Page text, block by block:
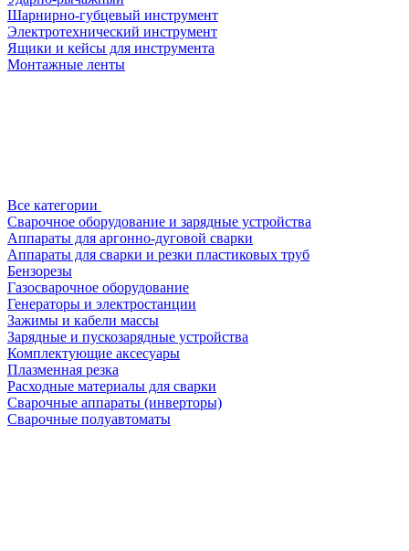
Шарнирно-губцевый инструмент
Электротехнический инструмент
Ящики и кейсы для инструмента
Монтажные ленты
Все категории
Сварочное оборудование и зарядные устройства
Аппараты для аргонно-дуговой сварки
Аппараты для сварки и резки пластиковых труб
Бензорезы
Газосварочное оборудование
Генераторы и электростанции
Зажимы и кабели массы
Зарядные и пускозарядные устройства
Комплектующие аксесуары
Плазменная резка
Расходные материалы для сварки
Сварочные аппараты (инверторы)
Сварочные полуавтоматы